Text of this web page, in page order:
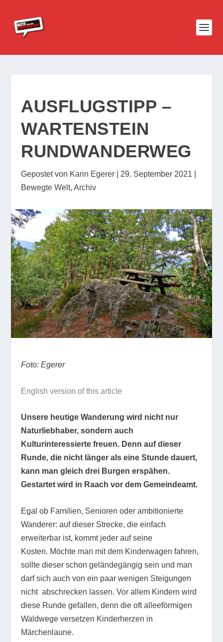
AUSFLUGSTIPP –
WARTENSTEIN
RUNDWANDERWEG
Gepostet von Karin Egerer 29. September 2021
Bewegte Welt,Archiv
Foto: Egerer
English version of this article
Unsere heutige Wanderung wird nicht nur
Naturliebhaber, sondern auch
Kulturinteressierte freuen. Denn auf dieser
Runde, die nicht länger als eine Stunde dauert,
kann man gleich drei Burgen erspähen.
Gestartet wird in Raach vor dem Gemeindeamt.
Egal ob Familien, Senioren oder ambitionierte
Wanderer: auf dieser Strecke, die einfach
erweiterbar ist, kommt jeder auf seine
Kosten. Möchte man mit dem Kinderwagen fahren,
sollte dieser schon geländegängig sein und man
darf sich auch von ein paar wenigen Steigungen
nicht abschrecken lassen. Vor allem Kindern wird
diese Runde gefallen, denn die oft alleeförmigen
Waldwege versetzen Kinderherzen in
Märchenlaune.